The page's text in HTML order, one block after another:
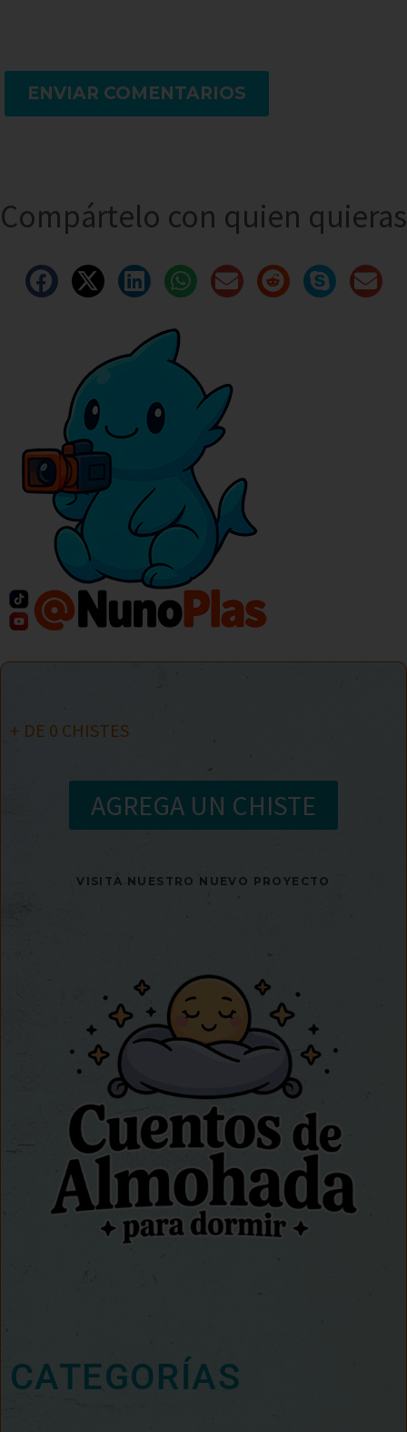
ENVIAR COMENTARIOS
Compártelo con quien quieras
+ DE 0 CHISTES
AGREGA UN CHISTE
VISITA NUESTRO NUEVO PROYECTO
CATEGORÍAS